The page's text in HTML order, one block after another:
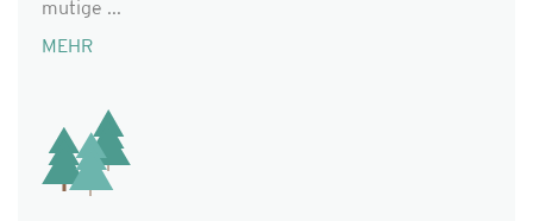
mutige ...
MEHR